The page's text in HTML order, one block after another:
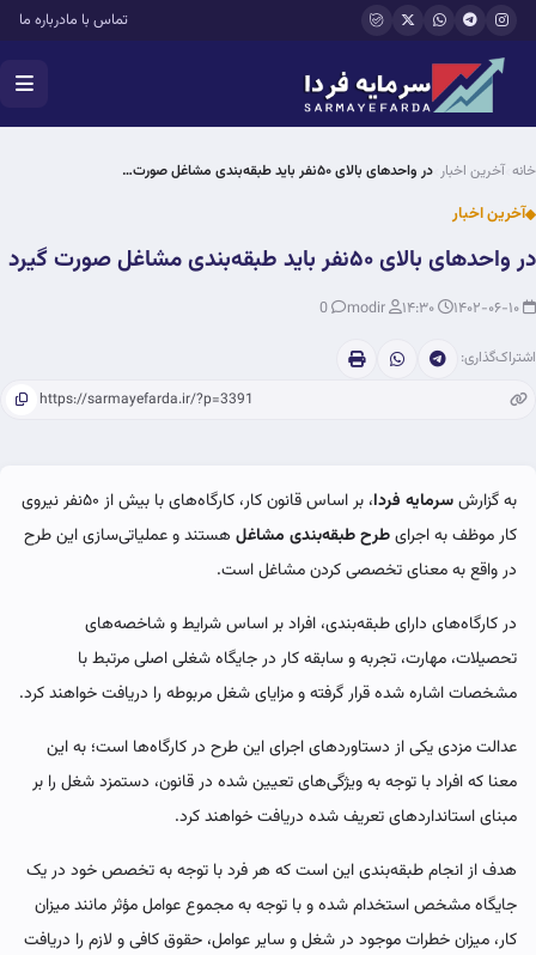
رفتن به محتوای اصلی تماس با مادرباره ما
خانه آخرین اخبار در واحد‌های بالای ۵۰نفر باید طبقه‌بندی مشاغل صورت…
آخرین اخبار
در واحد‌های بالای ۵۰نفر باید طبقه‌بندی مشاغل صورت گیرد
اشتراک‌گذاری:
به گزارشسرمایه فردا
، بر اساس قانون کار، کارگاه‌های با بیش از ۵۰نفر نیروی
کار موظف به اجرایطرح طبقه‌بندی مشاغل هستند و عملیاتی‌سازی این طرح
در واقع به معنای تخصصی کردن مشاغل است.
در کارگاه‌های دارای طبقه‌بندی، افراد بر اساس شرایط و شاخصه‌های
تحصیلات، مهارت، تجربه و سابقه کار در جایگاه شغلی اصلی مرتبط با
مشخصات اشاره شده قرار گرفته و مزایای شغل مربوطه را دریافت خواهند کرد.
عدالت مزدی یکی از دستاوردهای اجرای این طرح در کارگاه‌ها است؛ به این
معنا که افراد با توجه به ویژگی‌های تعیین شده در قانون، دستمزد شغل را بر
مبنای استانداردهای تعریف شده دریافت خواهند کرد.
هدف از انجام طبقه‌بندی این است که هر فرد با توجه به تخصص خود در یک
جایگاه مشخص استخدام شده و با توجه به مجموع عوامل مؤثر مانند میزان
کار، میزان خطرات موجود در شغل و سایر عوامل، حقوق کافی و لازم را دریافت